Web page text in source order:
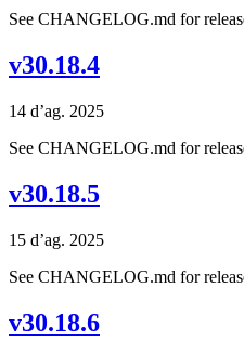
See CHANGELOG.md for
v30.18.4
14 d’ag. 2025
See CHANGELOG.md for
v30.18.5
15 d’ag. 2025
See CHANGELOG.md for
v30.18.6